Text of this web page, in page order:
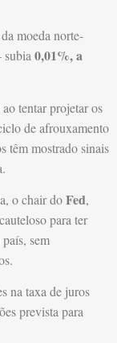
moeda norte-
subia0,01%, a
tentar projetar os
de afrouxamento
têm mostrado sinais
o chair doFed,
para ter
sem
na taxa de juros
prevista para